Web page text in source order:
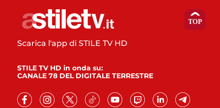
Scarica l'app di STILE TV HD
STILE TV HD in onda su:
CANALE 78 DEL DIGITALE TERRESTRE